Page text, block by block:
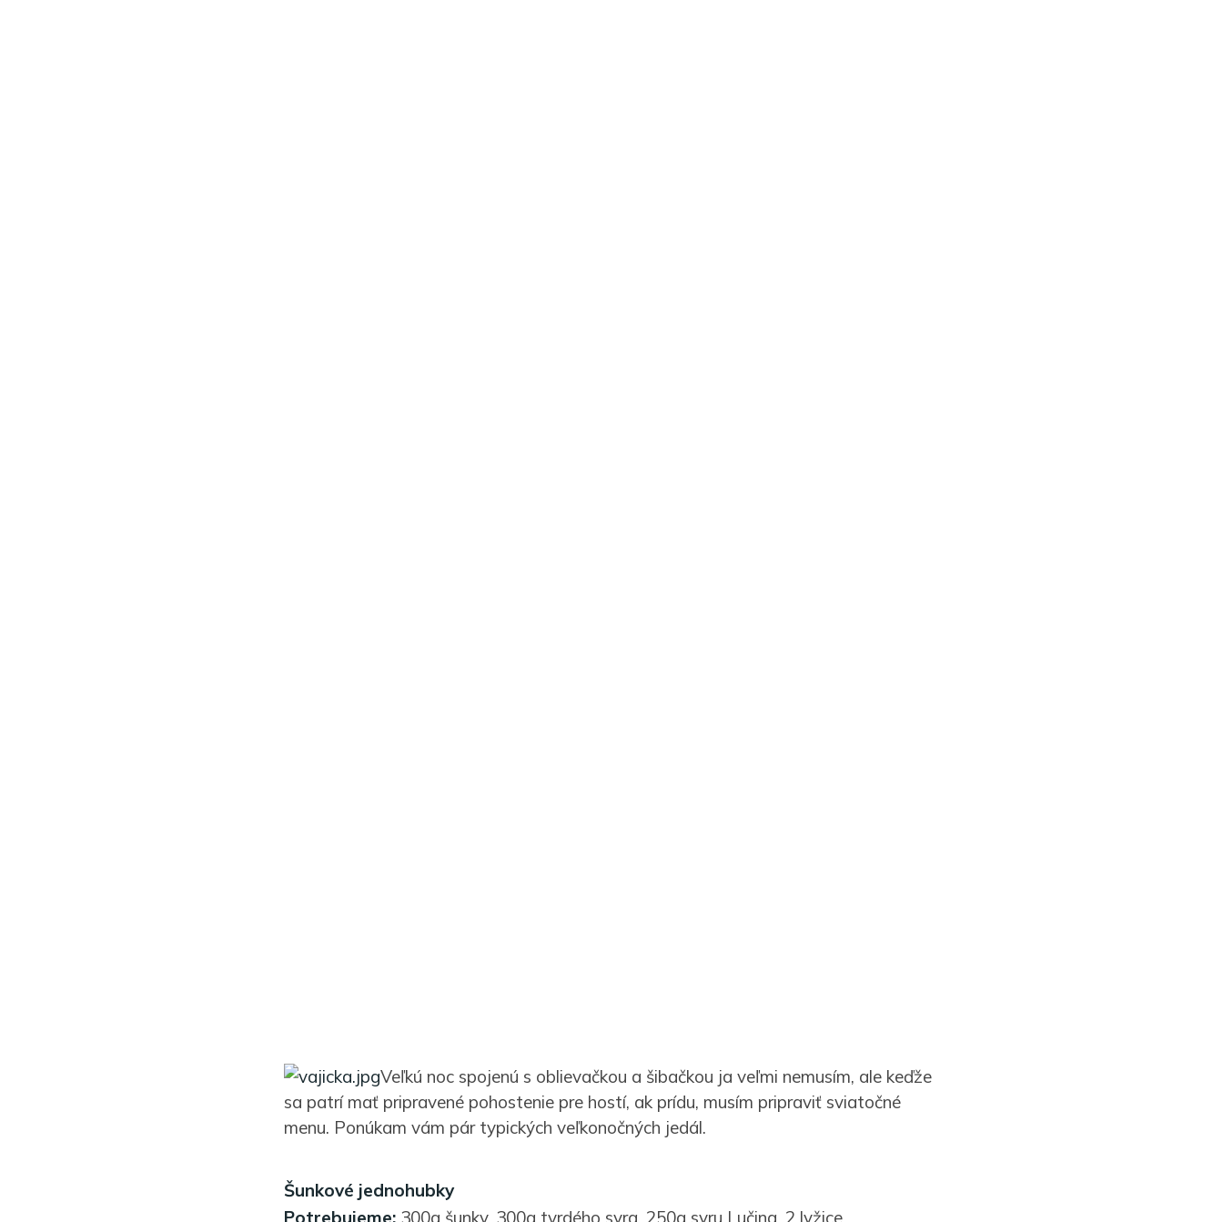
Veľkú noc spojenú s oblievačkou a šibačkou ja veľmi nemusím, ale keďže
sa patrí mať pripravené pohostenie pre hostí, ak prídu, musím pripraviť sviatočné
menu. Ponúkam vám pár typických veľkonočných jedál.
Šunkové jednohubky